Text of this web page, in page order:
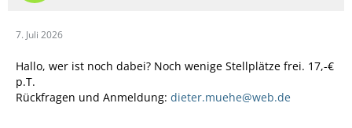
7. Juli 2026
Hallo, wer ist noch dabei? Noch wenige Stellplätze frei. 17,-€
p.T.
Rückfragen und Anmeldung: dieter.muehe@web.de